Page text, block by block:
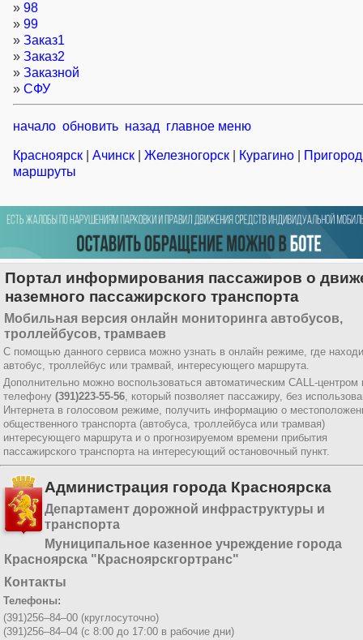
» 98
» 99
» Заказ1
» Заказ2
» Заказной
» СФУ
начало обновить назад главное меню
Красноярск Ачинск Железногорск Курагино
маршруты
Портал информирования пассажиров о
наземного пассажирского транспорта
Мобильная версия онлайн мониторинга автобусов,
троллейбусов, трамваев
С помощью данного сервиса можно узнать в онлайн режиме, где
автобус, троллейбус или трамвай, интересующего маршрута.
Дополнительно можно воспользоваться автоматическим CALL-центром
телефону (391)223-55-56, который позволяет пассажиру, без
Интернета в голосовом режиме, получить информацию о
общественного транспорта (автобуса, троллейбуса или трамвая)
интересующего маршрута и о прогнозируемом времени прибытия
пассажирского транспорта на интересующий остановочный пункт.
Администрация города Красноярска
Департамент дорожной инфраструктуры и
транспорта
Муниципальное казенное учреждение города
Красноярска "Красноярскгортранс"
Контакты
Телефоны:
(391)256–84–00 (круглосуточно)
(391)256–84–04 (с 8:00 до 17:00 в рабочие дни)